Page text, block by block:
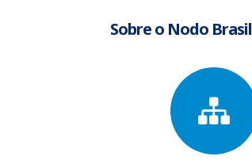
Sobre o Nodo Brasil